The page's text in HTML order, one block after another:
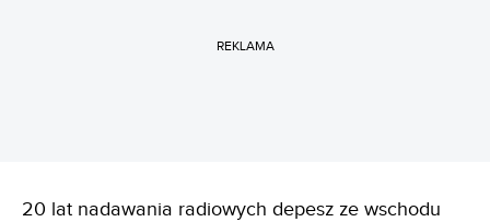
REKLAMA
20 lat nadawania radiowych depesz ze wschodu